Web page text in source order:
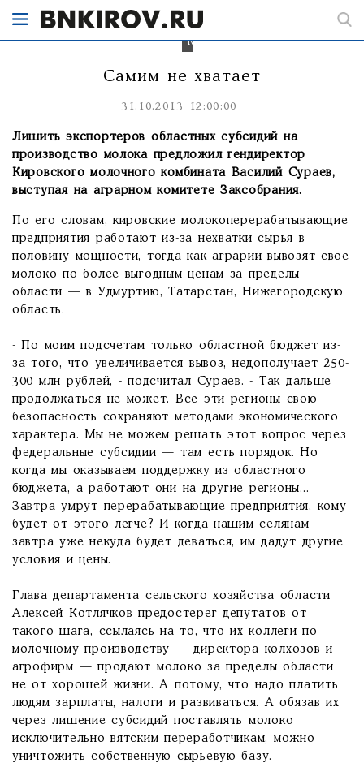
Алексей
Котлячков
Самим не хватает
31.10.2013 12:00:00
Лишить экспортеров областных субсидий на
производство молока предложил гендиректор
Кировского молочного комбината Василий Сураев,
выступая на аграрном комитете Заксобрания.
По его словам, кировские молокоперерабатывающие
предприятия работают из-за нехватки сырья в
половину мощности, тогда как аграрии вывозят свое
молоко по более выгодным ценам за пределы
области — в Удмуртию, Татарстан, Нижегородскую
область.
- По моим подсчетам только областной бюджет из-
за того, что увеличивается вывоз, недополучает 250-
300 млн рублей, - подсчитал Сураев. - Так дальше
продолжаться не может. Все эти регионы свою
безопасность сохраняют методами экономического
характера. Мы не можем решать этот вопрос через
федеральные субсидии — там есть порядок. Но
когда мы оказываем поддержку из областного
бюджета, а работают они на другие регионы...
Завтра умрут перерабатывающие предприятия, кому
будет от этого легче? И когда нашим селянам
завтра уже некуда будет деваться, им дадут другие
условия и цены.
Глава департамента сельского хозяйства области
Алексей Котлячков предостерег депутатов от
такого шага, ссылаясь на то, что их коллеги по
молочному производству — директора колхозов и
агрофирм — продают молоко за пределы области
не от хорошей жизни. А потому, что надо платить
людям зарплаты, налоги и развиваться. А обязав их
через лишение субсидий поставлять молоко
исключительно вятским переработчикам, можно
уничтожить собственную сырьевую базу.